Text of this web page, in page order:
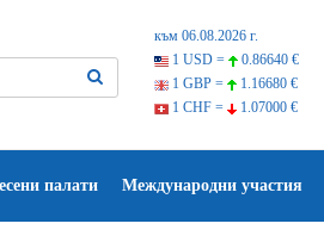
към 06.08.2026 г.
1 USD =
0.86640 €
1 GBP =
1.16680 €
1 CHF =
1.07000 €
палати Международни участия